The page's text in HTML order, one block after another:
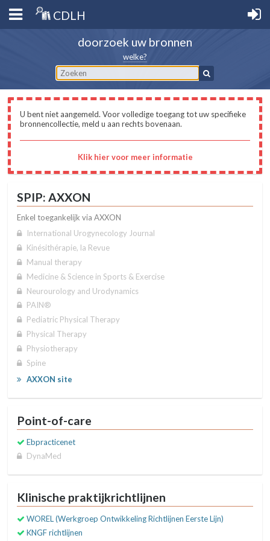
CDLH
doorzoek uw bronnen
welke?
U bent niet aangemeld. Voor volledige toegang tot uw specifieke
bronnencollectie, meld u aan rechts bovenaan.
Klik hier voor meer informatie
SPIP: AXXON
Enkel toegankelijk via AXXON
International Urogynecology Journal
Kinésithérapie, la Revue
Manual therapy
Medicine & Science in Sports & Exercise
Neurourology and Urodynamics
PAIN®
Pediatric Physical Therapy
Physical Therapy
Physiotherapy
Spine
AXXON site
Point-of-care
Ebpracticenet
DynaMed
Klinische praktijkrichtlijnen
WOREL (Werkgroep Ontwikkeling Richtlijnen Eerste Lijn)
KNGF richtlijnen